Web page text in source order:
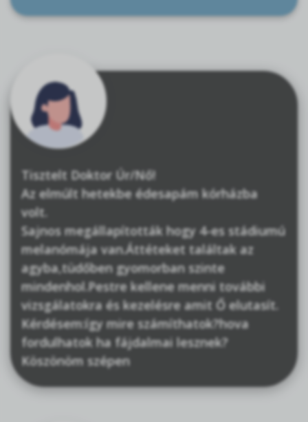
Tisztelt Doktor Úr/Nő!
Az elmúlt hetekbe édesapám kórházba
volt.
Sajnos megállapították hogy 4-es stádiumú
melanómája van.Áttéteket találtak az
agyba,tüdőben gyomorban szinte
mindenhol.Pestre kellene menni további
vizsgálatokra és kezelésre amit Ő elutasít.
Kérdésem:így mire számíthatok?hova
fordulhatok ha fájdalmai lesznek?
Köszönöm szépen